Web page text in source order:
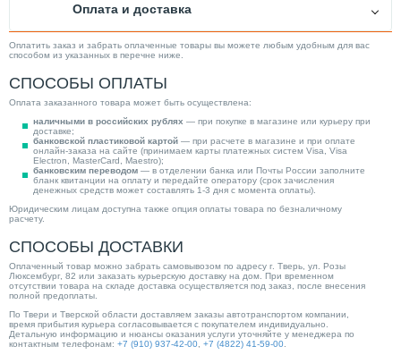
Оплата и доставка
Оплатить заказ и забрать оплаченные товары вы можете любым удобным для вас
способом из указанных в перечне ниже.
СПОСОБЫ ОПЛАТЫ
Оплата заказанного товара может быть осуществлена:
наличными в российских рублях — при покупке в магазине или курьеру при
доставке;
банковской пластиковой картой — при расчете в магазине и при оплате
онлайн-заказа на сайте (принимаем карты платежных систем Visa, Visa
Electron, MasterCard, Maestro);
банковским переводом — в отделении банка или Почты России заполните
бланк квитанции на оплату и передайте оператору (срок зачисления
денежных средств может составлять 1-3 дня с момента оплаты).
Юридическим лицам доступна также опция оплаты товара по безналичному
расчету.
СПОСОБЫ ДОСТАВКИ
Оплаченный товар можно забрать самовывозом по адресу г. Тверь, ул. Розы
Люксембург, 82 или заказать курьерскую доставку на дом. При временном
отсутствии товара на складе доставка осуществляется под заказ, после внесения
полной предоплаты.
По Твери и Тверской области доставляем заказы автотранспортом компании,
время прибытия курьера согласовывается с покупателем индивидуально.
Детальную информацию и нюансы оказания услуги уточняйте у менеджера по
контактным телефонам: +7 (910) 937-42-00 +7 (4822) 41-59-00